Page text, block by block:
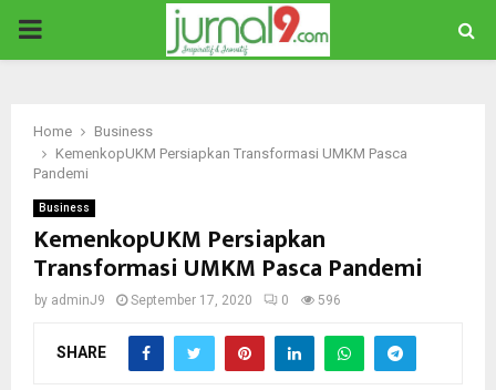
PRIMARY
Home
Business
KemenkopUKM Persiapkan Transformasi UMKM Pasca
Pandemi
Business
KemenkopUKM Persiapkan
Transformasi UMKM Pasca Pandemi
by adminJ9 September 17, 2020 0 596
SHARE